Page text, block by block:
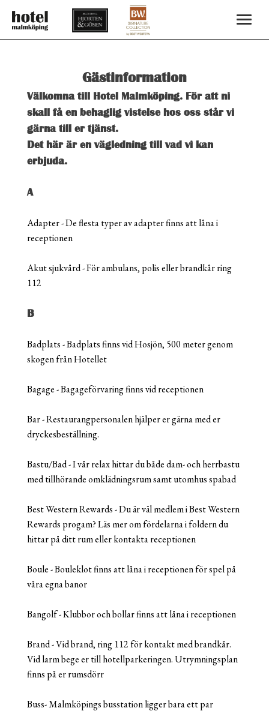
Gästinformation
Välkomna till Hotel Malmköping. För att ni
skall få en behaglig vistelse hos oss står vi
gärna till er tjänst.
Det här är en vägledning till vad vi kan
erbjuda.
A
Adapter - De flesta typer av adapter finns att låna i
receptionen
Akut sjukvård - För ambulans, polis eller brandkår ring
112
B
Badplats - Badplats finns vid Hosjön, 500 meter genom
skogen från Hotellet
Bagage - Bagageförvaring finns vid receptionen
Bar - Restaurangpersonalen hjälper er gärna med er
dryckesbeställning.
Bastu/Bad - I vår relax hittar du både dam- och herrbastu
med tillhörande omklädningsrum samt utomhus spabad
Best Western Rewards - Du är väl medlem i Best Western
Rewards progam? Läs mer om fördelarna i foldern du
hittar på ditt rum eller kontakta receptionen
Boule - Bouleklot finns att låna i receptionen för spel på
våra egna banor
Bangolf - Klubbor och bollar finns att låna i receptionen
Brand - Vid brand, ring 112 för kontakt med brandkår.
Vid larm bege er till hotellparkeringen. Utrymningsplan
finns på er rumsdörr
Buss- Malmköpings busstation ligger bara ett par